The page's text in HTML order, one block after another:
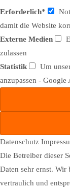
Erforderlich*
damit die Website
Externe Medien
zulassen
Statistik
Um
anzupassen - Google
Datenschutz
Die Betreiber dieser
Daten sehr ernst. Wir
vertraulich und